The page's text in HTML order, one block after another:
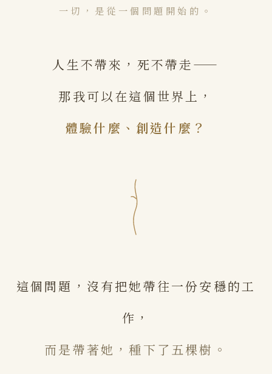
一切，是從一個問題開始的。
人生不帶來，死不帶走——
那我可以在這個世界上，
體驗什麼、創造什麼？
這個問題，沒有把她帶往一份安穩的工
作，
而是帶著她，種下了五棵樹。